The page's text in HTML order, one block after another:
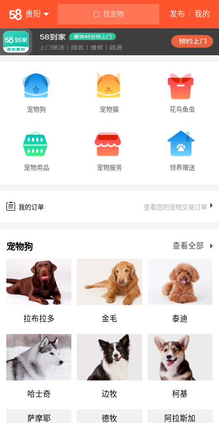
 贵阳 找宠物 我的
发布
宠物狗 宠物猫 花鸟鱼虫
宠物用品 宠物服务 领养赠送
我的订单 查看您的宠物交易订单
宠物狗 查看全部
拉布拉多 金毛 泰迪
哈士奇 边牧 柯基
萨摩耶 德牧 阿拉斯加